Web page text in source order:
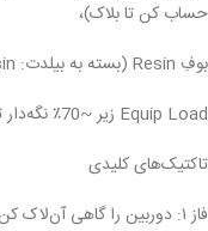
حساب کن تا بلاک)،
بوفِ Resin (بسته به بیلدت: Pine Resin آتش/تاریکی برای فاز ۲).
Equip Load زیر ~70٪ نگه‌دار تا رُل‌های بلند داشته باشی.
تاکتیک‌های کلیدی
فاز ۱: دوربین را گاهی